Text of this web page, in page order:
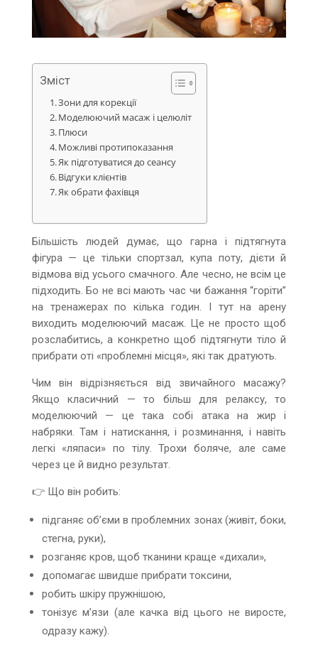
Зміст
Зони для корекції
Моделюючий масаж і целюліт
Плюси
Можливі протипоказання
Як підготуватися до сеансу
Відгуки клієнтів
Як обрати фахівця
Більшість людей думає, що гарна і підтягнута
фігура — це тільки спортзал, купа поту, дієти й
відмова від усього смачного. Але чесно, не всім це
підходить. Бо не всі мають час чи бажання “горіти”
на тренажерах по кілька годин. І тут на арену
виходить моделюючий масаж. Це не просто щоб
розслабитись, а конкретно щоб підтягнути тіло й
прибрати оті «проблемні місця», які так дратують.
Чим він відрізняється від звичайного масажу?
Якщо класичний — то більш для релаксу, то
моделюючий — це така собі атака на жир і
набряки. Там і натискання, і розминання, і навіть
легкі «ляпаси» по тілу. Трохи боляче, але саме
через це й видно результат.
👉 Що він робить:
підганяє об’єми в проблемних зонах (живіт, боки,
стегна, руки),
розганяє кров, щоб тканини краще «дихали»,
допомагає швидше прибрати токсини,
робить шкіру пружнішою,
тонізує м’язи (але качка від цього не виросте,
одразу кажу).